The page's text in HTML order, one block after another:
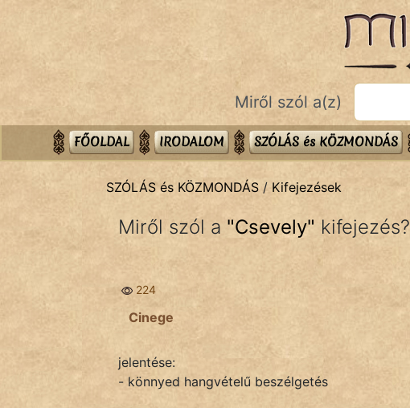
Bibliai
Közmondások
Szóláscsoportok
Miről szól a(z)
FŐOLDAL IRODALOM SZÓLÁS és KÖZMONDÁS
SZÓLÁS és KÖZMONDÁS / Kifejezések
Miről szól a "Csevely" kifejezés?
224
Cinege
jelentése:
- könnyed hangvételű beszélgetés